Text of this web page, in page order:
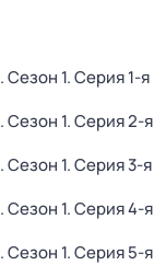
. Сезон 1. Серия 1-я
. Сезон 1. Серия 2-я
. Сезон 1. Серия 3-я
. Сезон 1. Серия 4-я
. Сезон 1. Серия 5-я